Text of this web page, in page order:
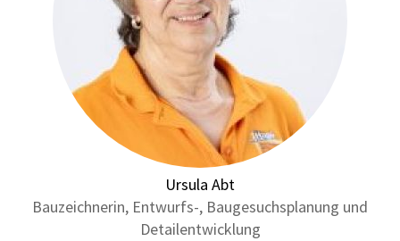
Ursula Abt
Bauzeichnerin, Entwurfs-, Baugesuchsplanung und
Detailentwicklung